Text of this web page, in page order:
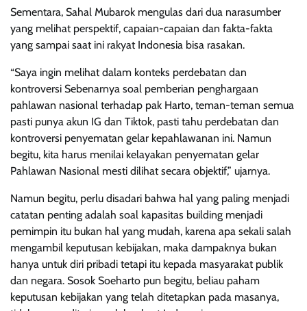
Sementara, Sahal Mubarok mengulas dari dua narasumber
yang melihat perspektif, capaian-capaian dan fakta-fakta
yang sampai saat ini rakyat Indonesia bisa rasakan.
“Saya ingin melihat dalam konteks perdebatan dan
kontroversi Sebenarnya soal pemberian penghargaan
pahlawan nasional terhadap pak Harto, teman-teman semua
pasti punya akun IG dan Tiktok, pasti tahu perdebatan dan
kontroversi penyematan gelar kepahlawanan ini. Namun
begitu, kita harus menilai kelayakan penyematan gelar
Pahlawan Nasional mesti dilihat secara objektif,” ujarnya.
Namun begitu, perlu disadari bahwa hal yang paling menjadi
catatan penting adalah soal kapasitas building menjadi
pemimpin itu bukan hal yang mudah, karena apa sekali salah
mengambil keputusan kebijakan, maka dampaknya bukan
hanya untuk diri pribadi tetapi itu kepada masyarakat publik
dan negara. Sosok Soeharto pun begitu, beliau paham
keputusan kebijakan yang telah ditetapkan pada masanya,